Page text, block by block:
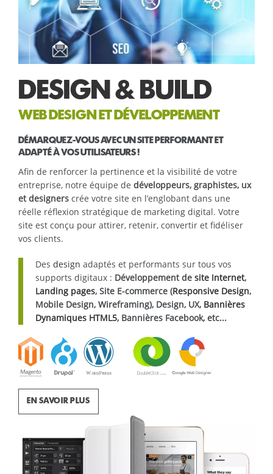
DESIGN & BUILD
WEB DESIGN ET DÉVELOPPEMENT
DÉMARQUEZ-VOUS AVEC UN SITE PERFORMANT ET
ADAPTÉ À VOS UTILISATEURS !
Afin de renforcer la pertinence et la visibilité de votre
entreprise, notre équipe de développeurs, graphistes, ux
et designers crée votre site en l’englobant dans une
réelle réflexion stratégique de marketing digital. Votre
site est conçu pour attirer, retenir, convertir et fidéliser
vos clients.
Des design adaptés et performants sur tous vos
supports digitaux : Développement de site Internet,
Landing pages, Site E-commerce (Responsive Design,
Mobile Design, Wireframing), Design, UX, Bannières
Dynamiques HTML5, Bannières Facebook, etc...
EN SAVOIR PLUS